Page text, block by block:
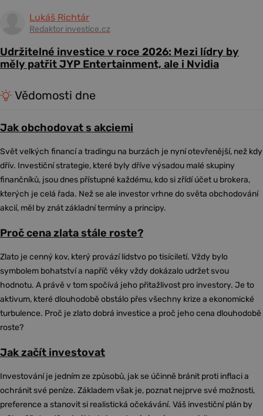
Lukáš Richtár
Redaktor investice.cz
Udržitelné investice v roce 2026: Mezi lídry by
měly patřit JYP Entertainment, ale i Nvidia
Vědomosti dne
Jak obchodovat s akciemi
Svět velkých financí a tradingu na burzách je nyní otevřenější, než kdy
dřív. Investiční strategie, které byly dříve výsadou malé skupiny
finančníků, jsou dnes přístupné každému, kdo si zřídí účet u brokera,
kterých je celá řada. Než se ale investor vrhne do světa obchodování
akcií, měl by znát základní termíny a principy.
Proč cena zlata stále roste?
Zlato je cenný kov, který provází lidstvo po tisíciletí. Vždy bylo
symbolem bohatství a napříč věky vždy dokázalo udržet svou
hodnotu. A právě v tom spočívá jeho přitažlivost pro investory. Je to
aktivum, které dlouhodobě obstálo přes všechny krize a ekonomické
turbulence. Proč je zlato dobrá investice a proč jeho cena dlouhodobě
roste?
Jak začít investovat
Investování je jedním ze způsobů, jak se účinně bránit proti inflaci a
ochránit své peníze. Základem však je, poznat nejprve své možnosti,
preference a stanovit si realistická očekávání. Váš investiční plán by